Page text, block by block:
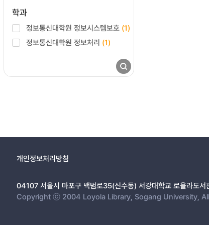
학과
정보통신대학원 정보시스템보호 (1)
정보통신대학원 정보처리 (1)
개인정보처리방침
04107 서울시 마포구 백범로35(신수동) 서강대학교 로욜라도서
Copyright ⓒ 2004 Loyola Library, Sogang University,